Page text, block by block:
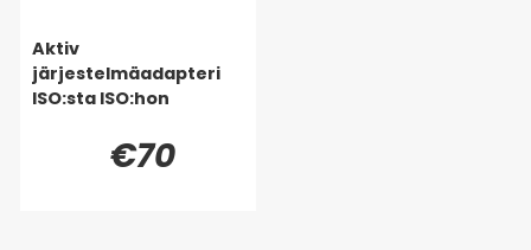
Aktiv
järjestelmäadapteri
ISO:sta ISO:hon
€70